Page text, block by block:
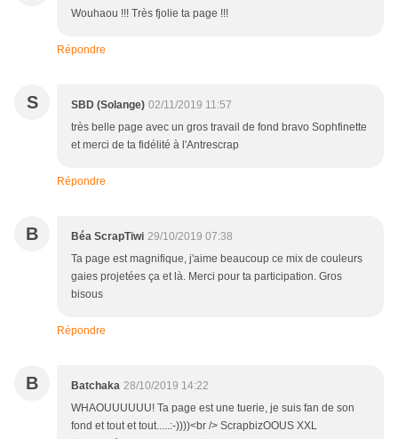
Wouhaou !!! Très fjolie ta page !!!
Répondre
S SBD (Solange) 02/11/2019 11:57
très belle page avec un gros travail de fond bravo Sophfinette
et merci de ta fidélité à l'Antrescrap
Répondre
B Béa ScrapTiwi 29/10/2019 07:38
Ta page est magnifique, j'aime beaucoup ce mix de couleurs
gaies projetées ça et là. Merci pour ta participation. Gros
bisous
Répondre
B Batchaka 28/10/2019 14:22
WHAOUUUUUU! Ta page est une tuerie, je suis fan de son
fond et tout et tout.....:-))))<br /> ScrapbizOOUS XXL